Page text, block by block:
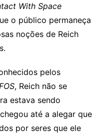
With Space
o público permaneça
noções de Reich
pelos
, Reich não se
estava sendo
até a alegar que
por seres que ele